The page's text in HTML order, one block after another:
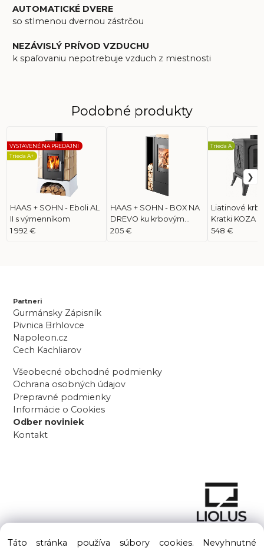
AUTOMATICKÉ DVERE
so stlmenou dvernou zástrčou
NEZÁVISLÝ PRÍVOD VZDUCHU
k spaľovaniu nepotrebuje vzduch z miestnosti
Podobné produkty
HAAS + SOHN - Eboli AL
II s výmenníkom
VYSTAVENÉ NA PREDAJNI
Trieda A+
1 992 €
HAAS + SOHN - BOX NA
DREVO ku krbovým
kachliam NORDBY
205 €
Liatinové
Kratki KOZA
Trieda A
548 €
Partneri
Gurmánsky Zápisník
Pivnica Brhlovce
Napoleon.cz
Cech Kachliarov
Všeobecné obchodné podmienky
Ochrana osobných údajov
Prepravné podmienky
Informácie o Cookies
Odber noviniek
Kontakt
Táto stránka používa súbory cookies. Nevyhnutné